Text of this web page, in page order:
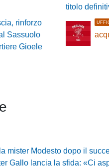
titolo
rinforzo
Sassuolo
Gioele
dopo il successo sul Legnago: "Buona tenuta
la sfida: «Ci aspetta un'annata da protagonisti in B,